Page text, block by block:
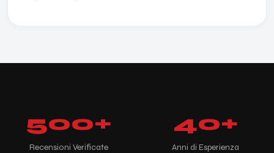
500+
Recensioni Verificate
40+
Anni di Esperienza